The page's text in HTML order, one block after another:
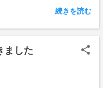
によくない商品だったと
の受注をしたため稼働率が
店頭小売価格が自社ブラ
メーカーも安く売り出し
PB商品ばかりを作ること
続きを読む
ました